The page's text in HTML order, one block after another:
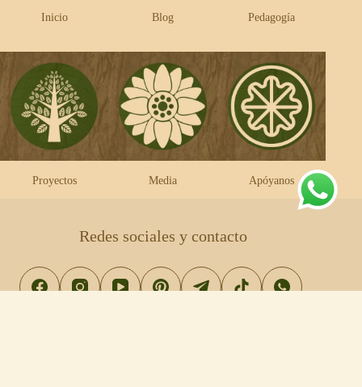
Inicio Blog Pedagogía
Proyectos Media Apóyanos
Redes sociales y contacto